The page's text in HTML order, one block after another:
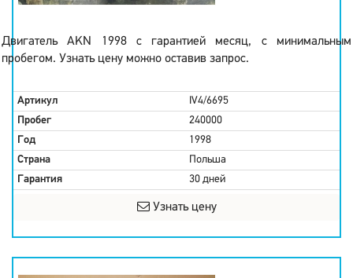
Двигатель AKN 1998 с гарантией месяц, с минимальным
пробегом. Узнать цену можно оставив запрос.
Артикул
IV4/6695
Пробег
240000
Год
1998
Страна
Польша
Гарантия
30 дней
Узнать цену